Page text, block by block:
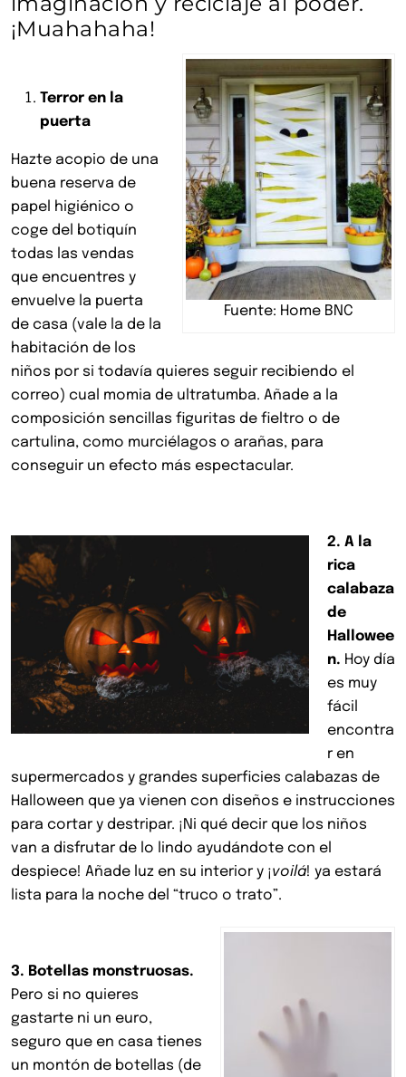
¡Muahahaha!
Fuente: Home BNC
Terror en la
puerta
Hazte acopio de una
buena reserva de
papel higiénico o
coge del botiquín
todas las vendas
que encuentres y
envuelve la puerta
de casa (vale la de la
habitación de los
niños por si todavía quieres seguir recibiendo el
correo) cual momia de ultratumba. Añade a la
composición sencillas figuritas de fieltro o de
cartulina, como murciélagos o arañas, para
conseguir un efecto más espectacular.
2. A la
rica
calabaza
de
Hallowee
n. Hoy día
es muy
fácil
encontra
r en
supermercados y grandes superficies calabazas de
Halloween que ya vienen con diseños e instrucciones
para cortar y destripar. ¡Ni qué decir que los niños
van a disfrutar de lo lindo ayudándote con el
despiece! Añade luz en su interior y ¡voilá! ya estará
lista para la noche del “truco o trato”.
3. Botellas monstruosas.
Pero si no quieres
gastarte ni un euro,
seguro que en casa tienes
un montón de botellas (de